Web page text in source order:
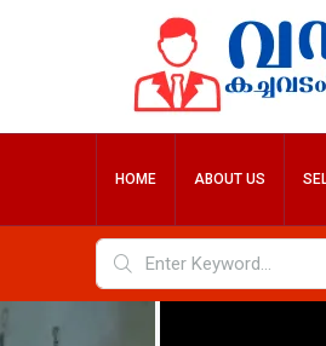
HOME ABOUT US